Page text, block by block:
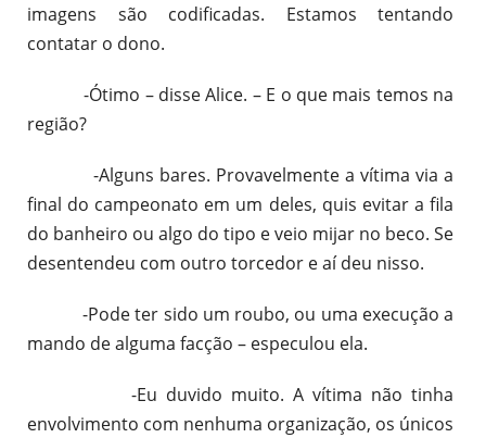
imagens são codificadas. Estamos tentando
contatar o dono.
-Ótimo – disse Alice. – E o que mais temos na
região?
-Alguns bares. Provavelmente a vítima via a
final do campeonato em um deles, quis evitar a fila
do banheiro ou algo do tipo e veio mijar no beco. Se
desentendeu com outro torcedor e aí deu nisso.
-Pode ter sido um roubo, ou uma execução a
mando de alguma facção – especulou ela.
-Eu duvido muito. A vítima não tinha
envolvimento com nenhuma organização, os únicos